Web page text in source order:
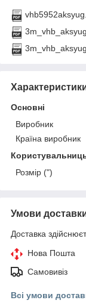
Основні
Виробник
Країна виробник
Розмір (")
Умови
Доставка
Нова Пошта
Самовивіз
Всі умови